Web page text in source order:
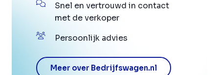
Snel en vertrouwd in contact
met de verkoper
Persoonlijk advies
Meer over Bedrijfswagen.nl